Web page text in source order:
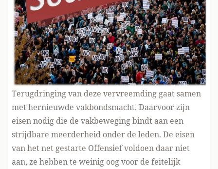
Terugdringing van deze vervreemding gaat samen
met hernieuwde vakbondsmacht. Daarvoor zijn
eisen nodig die de vakbeweging bindt aan een
strijdbare meerderheid onder de leden. De eisen
van het net gestarte Offensief voldoen daar niet
aan, ze hebben te weinig oog voor de feitelijk